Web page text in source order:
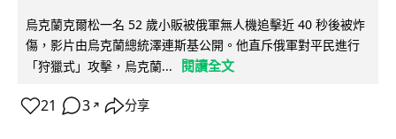
烏克蘭克爾松一名 52 歲小販被俄軍無人機追擊近 40 秒後被炸
傷，影片由烏克蘭總統澤連斯基公開。他直斥俄軍對平民進行
「狩獵式」攻擊，烏克蘭...
閱讀全文
21 3 ↗ 分享